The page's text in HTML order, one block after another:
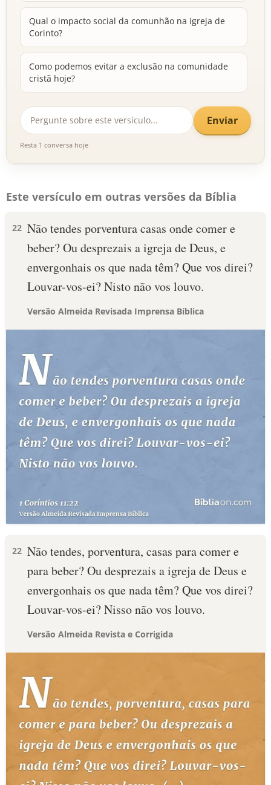
Qual o impacto social da comunhão na igreja de
Corinto?
Como podemos evitar a exclusão na comunidade
cristã hoje?
Enviar
Resta 1 conversa hoje
Este versículo em outras versões da Bíblia
22 Não tendes porventura casas onde comer e
beber? Ou desprezais a igreja de Deus, e
envergonhais os que nada têm? Que vos direi?
Louvar-vos-ei? Nisto não vos louvo.
Versão Almeida Revisada Imprensa Bíblica
22 Não tendes, porventura, casas para comer e
para beber? Ou desprezais a igreja de Deus e
envergonhais os que nada têm? Que vos direi?
Louvar-vos-ei? Nisso não vos louvo.
Versão Almeida Revista e Corrigida